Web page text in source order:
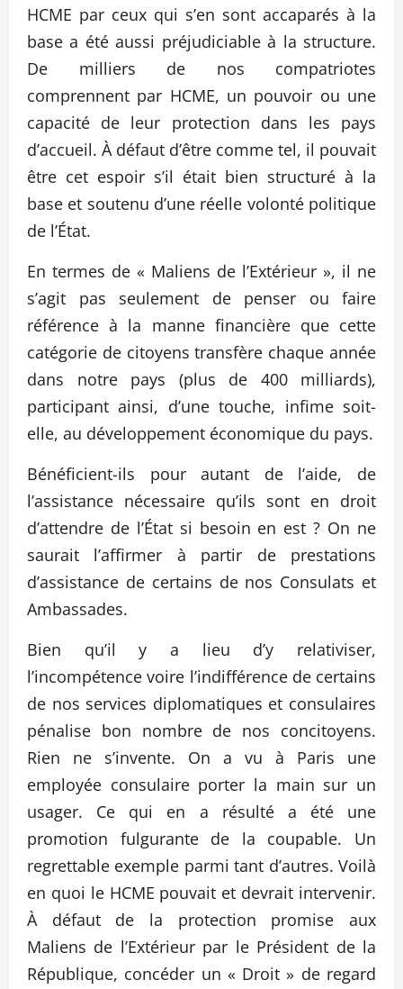
HCME par ceux qui s’en sont accaparés à la
base a été aussi préjudiciable à la structure.
De milliers de nos compatriotes
comprennent par HCME, un pouvoir ou une
capacité de leur protection dans les pays
d’accueil. À défaut d’être comme tel, il pouvait
être cet espoir s’il était bien structuré à la
base et soutenu d’une réelle volonté politique
de l’État.
En termes de « Maliens de l’Extérieur », il ne
s’agit pas seulement de penser ou faire
référence à la manne financière que cette
catégorie de citoyens transfère chaque année
dans notre pays (plus de 400 milliards),
participant ainsi, d’une touche, infime soit-
elle, au développement économique du pays.
Bénéficient-ils pour autant de l’aide, de
l’assistance nécessaire qu’ils sont en droit
d’attendre de l’État si besoin en est ? On ne
saurait l’affirmer à partir de prestations
d’assistance de certains de nos Consulats et
Ambassades.
Bien qu’il y a lieu d’y relativiser,
l’incompétence voire l’indifférence de certains
de nos services diplomatiques et consulaires
pénalise bon nombre de nos concitoyens.
Rien ne s’invente. On a vu à Paris une
employée consulaire porter la main sur un
usager. Ce qui en a résulté a été une
promotion fulgurante de la coupable. Un
regrettable exemple parmi tant d’autres. Voilà
en quoi le HCME pouvait et devrait intervenir.
À défaut de la protection promise aux
Maliens de l’Extérieur par le Président de la
République, concéder un « Droit » de regard